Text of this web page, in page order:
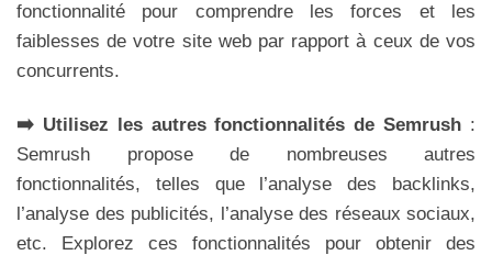
fonctionnalité pour comprendre les forces et les
faiblesses de votre site web par rapport à ceux de vos
concurrents.
➡️ Utilisez les autres fonctionnalités de Semrush :
Semrush propose de nombreuses autres
fonctionnalités, telles que l’analyse des backlinks,
l’analyse des publicités, l’analyse des réseaux sociaux,
etc. Explorez ces fonctionnalités pour obtenir des